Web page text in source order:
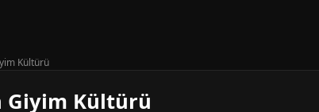
Kültürü
Giyim Kültürü